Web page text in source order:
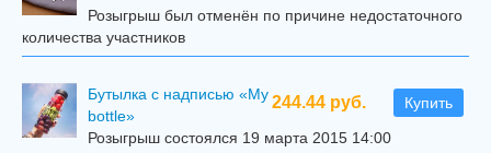
Розыгрыш был отменён по причине недостаточного
количества участников
244.44 руб. Купить
Бутылка с надписью «My
bottle»
Розыгрыш состоялся 19 марта 2015 14:00